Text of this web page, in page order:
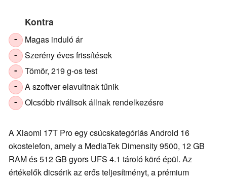
Kontra
- Magas induló ár
- Szerény éves frissítések
- Tömör, 219 g-os test
- A szoftver elavultnak tűnik
- Olcsóbb riválisok állnak rendelkezésre
A Xiaomi 17T Pro egy csúcskategóriás Android 16
okostelefon, amely a MediaTek Dimensity 9500, 12 GB
RAM és 512 GB gyors UFS 4.1 tároló köré épül. Az
értékelők dicsérik az erős teljesítményt, a prémium